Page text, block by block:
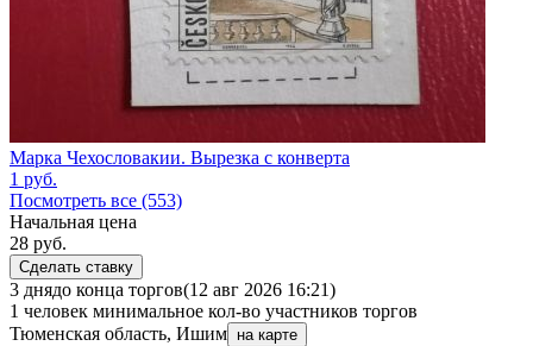
Марка Чехословакии. Вырезка с конверта
1 руб.
Посмотреть все (553)
Начальная цена
28 руб.
Сделать ставку
3 днядо конца торгов(12 авг 2026 16:21)
1 человек минимальное кол-во участников торгов
Тюменская область, Ишим на карте